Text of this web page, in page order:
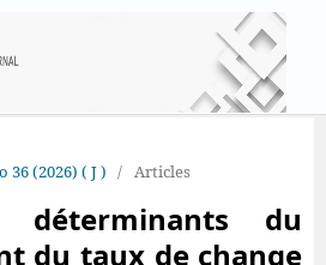
36 (2026) ( J ) / Articles
déterminants du
du taux de change